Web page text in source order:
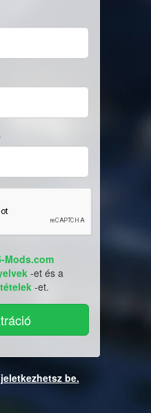
Mods.com
-et és a
-et.
be.